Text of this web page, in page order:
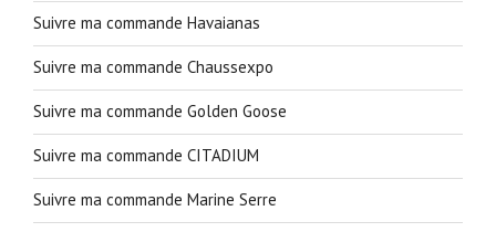
Suivre ma commande Havaianas
Suivre ma commande Chaussexpo
Suivre ma commande Golden Goose
Suivre ma commande CITADIUM
Suivre ma commande Marine Serre